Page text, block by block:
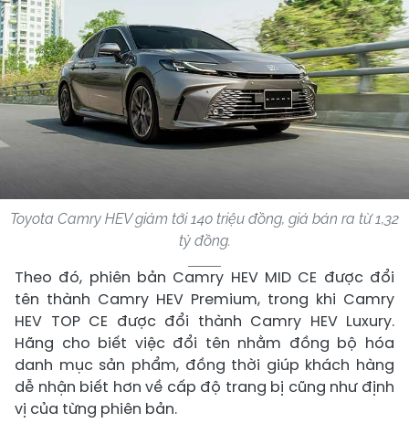
Toyota Camry HEV giảm tới 140 triệu đồng, giá bán ra từ 1,32
tỷ đồng.
Theo đó, phiên bản Camry HEV MID CE được đổi
tên thành Camry HEV Premium, trong khi Camry
HEV TOP CE được đổi thành Camry HEV Luxury.
Hãng cho biết việc đổi tên nhằm đồng bộ hóa
danh mục sản phẩm, đồng thời giúp khách hàng
dễ nhận biết hơn về cấp độ trang bị cũng như định
vị của từng phiên bản.